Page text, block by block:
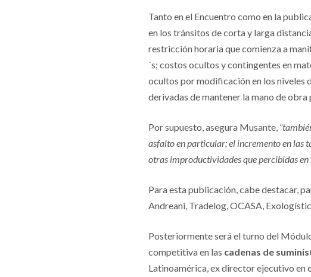
Tanto en el Encuentro como en la
en los tránsitos de corta y larga
restricción horaria que comienza a
´s; costos ocultos y contingentes en
ocultos por modificación en los niveles
derivadas de mantener la mano de
Por supuesto, asegura Musante,
asfalto en particular; el incremento en las
otras improductividades que percibidas
Para esta publicación, cabe destacar,
Andreani, Tradelog, OCASA,
Posteriormente será el turno del
competitiva en las cadenas de
Latinoamérica, ex director ejecutivo en